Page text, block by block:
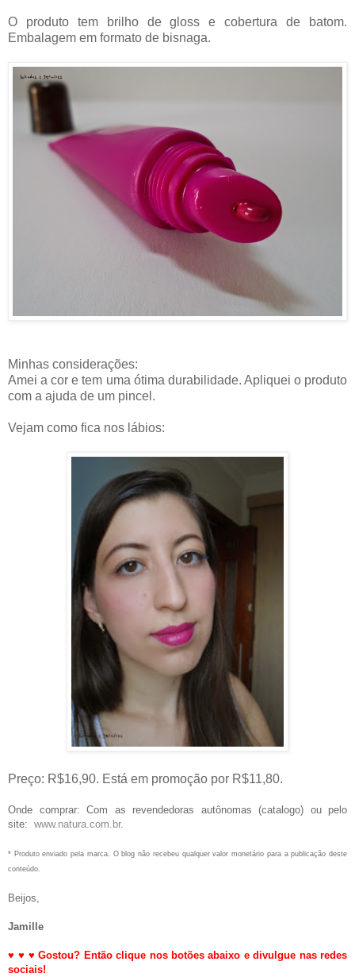
O produto tem brilho de gloss e cobertura de batom.
Embalagem em formato de bisnaga.
Minhas considerações:
Amei a cor e tem uma ótima durabilidade. Apliquei o produto
com a ajuda de um pincel.
Vejam como fica nos lábios:
Preço: R$16,90. Está em promoção por R$11,80.
Onde comprar: Com as revendedoras autônomas (catalogo) ou pelo
site: www.natura.com.br.
* Produto enviado pela marca. O blog não recebeu qualquer valor monetário para a publicação deste
conteúdo.
Beijos,
Jamille
♥ ♥ ♥Gostou? Então clique nos botões abaixo e divulgue nas redes
sociais!